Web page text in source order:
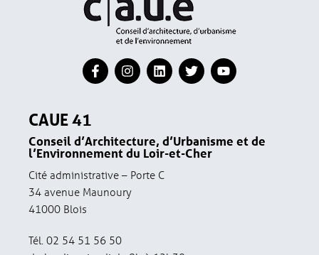
CAUE 41
Conseil d’Architecture, d’Urbanisme et de
l’Environnement du Loir-et-Cher
Cité administrative – Porte C
34 avenue Maunoury
41000 Blois
Tél. 02 54 51 56 50